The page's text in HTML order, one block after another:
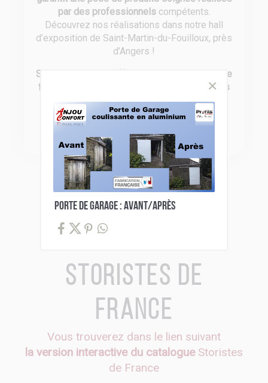
par des professionnelscompétents.
Découvrez nos réalisations dans notre hall
d’exposition de Saint-Martin-du-Fouilloux, près
d’Angers !
Soucieux de vous offrir le meilleur en terme de
fiabilité
partenaires
reconnus pour leurs produits de qualité:
Somfy, Bel’M, Fybolia, Gypass, Profils
Systèmes, Siaco France et CAME.
Catalogues
Storistes de
France
Vous trouverez dans le lien suivant
la version interactive du catalogueStoristes
de France
Porte de garage : Avant/Après